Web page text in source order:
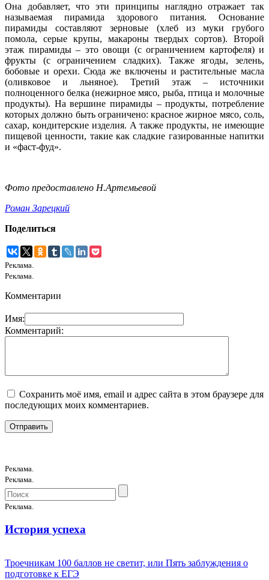
Она добавляет, что эти принципы наглядно отражает так
называемая пирамида здорового питания. Основание
пирамиды составляют зерновые (хлеб из муки грубого
помола, серые крупы, макароны твердых сортов). Второй
этаж пирамиды – это овощи (с ограничением картофеля) и
фрукты (с ограничением сладких). Также ягоды, зелень,
бобовые и орехи. Сюда же включены и растительные масла
(оливковое и льняное). Третий этаж – источники
полноценного белка (нежирное мясо, рыба, птица и молочные
продукты). На вершине пирамиды – продукты, потребление
которых должно быть ограничено: красное жирное мясо, соль,
сахар, кондитерские изделия. А также продукты, не имеющие
пищевой ценности, такие как сладкие газированные напитки
и «фаст-фуд».
Фото предоставлено Н.Артемьевой
Роман Зарецкий
Поделиться
Реклама.
Реклама.
Комментарии
Имя:
Комментарий:
Сохранить моё имя, email и адрес сайта в этом браузере для
последующих моих комментариев.
Реклама.
Реклама.
Реклама.
История успеха
Троечникам 100 баллов не светит, или Пять заблуждения о
подготовке к ЕГЭ